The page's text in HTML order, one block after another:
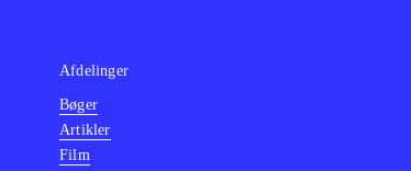
Afdelinger
Bøger
Artikler
Film